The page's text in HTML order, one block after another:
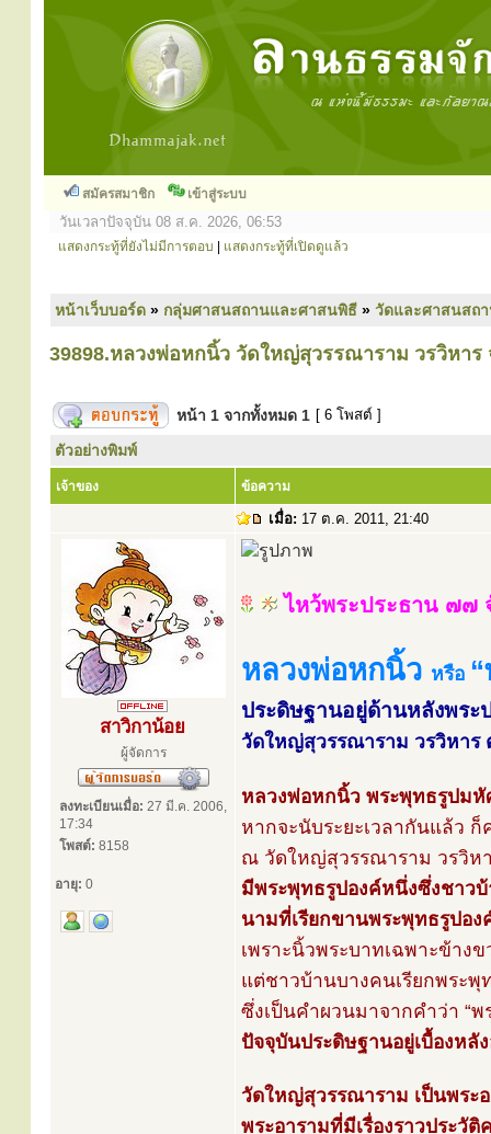
สมัครสมาชิก เข้าสู่ระบบ
วันเวลาปัจจุบัน 08 ส.ค. 2026, 06:53
แสดงกระทู้ที่ยังไม่มีการตอบ แสดงกระทู้ที่เปิดดูแล้ว
หน้าเว็บบอร์ด » กลุ่มศาสนสถานและศาสนพิธี » วัดและศาสนสถ
39898.หลวงพ่อหกนิ้ว วัดใหญ่สุวรรณาราม วรวิหาร
หน้า 1 จากทั้งหมด 1 [ 6 โพสต์ ]
ตัวอย่างพิมพ์
เจ้าของ ข้อความ
เมื่อ: 17 ต.ค. 2011, 21:40
สาวิกาน้อย
ผู้จัดการ
ลงทะเบียนเมื่อ: 27 มี.ค. 2006,
17:34
โพสต์: 8158
อายุ: 0
ไหว้พระประธาน ๗๗
หลวงพ่อหกนิ้ว หรือ
ประดิษฐานอยู่ด้านหลังพระ
วัดใหญ่สุวรรณาราม วรวิหาร
หลวงพ่อหกนิ้ว พระพุทธรูปมหั
หากจะนับระยะเวลากันแล้ว
ณ วัดใหญ่สุวรรณาราม วรวิหา
มีพระพุทธรูปองค์หนึ่งซึ่งชาว
นามที่เรียกขานพระพุทธรูปอ
เพราะนิ้วพระบาทเฉพาะข้าง
แต่ชาวบ้านบางคนเรียกพระ
ซึ่งเป็นคำผวนมาจากคำว่า “พ
ปัจจุบันประดิษฐานอยู่เบื้องหลั
วัดใหญ่สุวรรณาราม เป็นพระ
พระอารามที่มีเรื่องราวประวั